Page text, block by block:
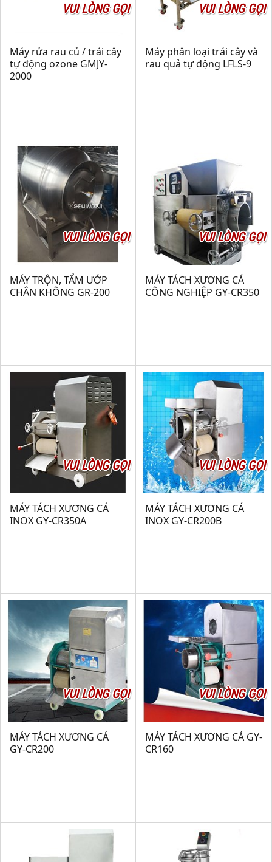
VUI LÒNG GỌI
Máy rửa rau củ / trái cây
tự động ozone GMJY-
2000
VUI LÒNG GỌI
Máy phân loại trái cây và
rau quả tự động LFLS-9
VUI LÒNG GỌI
MÁY TRỘN, TẨM ƯỚP
CHÂN KHÔNG GR-200
VUI LÒNG GỌI
MÁY TÁCH XƯƠNG CÁ
CÔNG NGHIỆP GY-CR350
VUI LÒNG GỌI
MÁY TÁCH XƯƠNG CÁ
INOX GY-CR350A
VUI LÒNG GỌI
MÁY TÁCH XƯƠNG CÁ
INOX GY-CR200B
VUI LÒNG GỌI
MÁY TÁCH XƯƠNG CÁ
GY-CR200
VUI LÒNG GỌI
MÁY TÁCH XƯƠNG CÁ GY-
CR160